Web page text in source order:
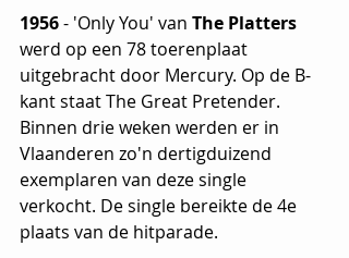
1956 - 'Only You' van The Platters
werd op een 78 toerenplaat
uitgebracht door Mercury. Op de B-
kant staat The Great Pretender.
Binnen drie weken werden er in
Vlaanderen zo'n dertigduizend
exemplaren van deze single
verkocht. De single bereikte de 4e
plaats van de hitparade.